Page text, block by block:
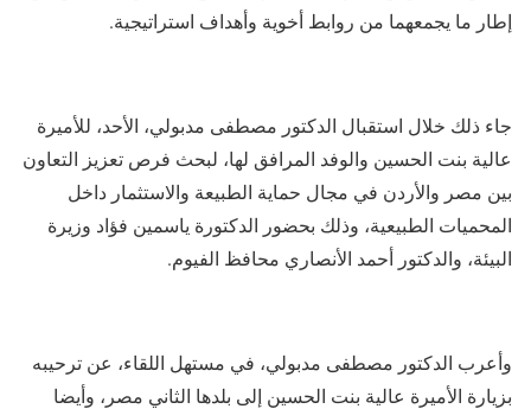
إطار ما يجمعهما من روابط أخوية وأهداف استراتيجية.
جاء ذلك خلال استقبال الدكتور مصطفى مدبولي، الأحد، للأميرة
عالية بنت الحسين والوفد المرافق لها، لبحث فرص تعزيز التعاون
بين مصر والأردن في مجال حماية الطبيعة والاستثمار داخل
المحميات الطبيعية، وذلك بحضور الدكتورة ياسمين فؤاد وزيرة
البيئة، والدكتور أحمد الأنصاري محافظ الفيوم.
وأعرب الدكتور مصطفى مدبولي، في مستهل اللقاء، عن ترحيبه
بزيارة الأميرة عالية بنت الحسين إلى بلدها الثاني مصر، وأيضا